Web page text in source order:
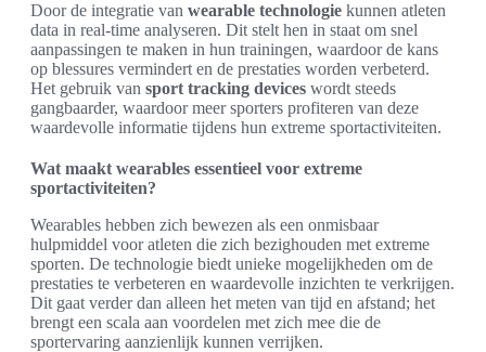
Door de integratie van wearable technologie kunnen atleten
data in real-time analyseren. Dit stelt hen in staat om snel
aanpassingen te maken in hun trainingen, waardoor de kans
op blessures vermindert en de prestaties worden verbeterd.
Het gebruik van sport tracking devices wordt steeds
gangbaarder, waardoor meer sporters profiteren van deze
waardevolle informatie tijdens hun extreme sportactiviteiten.
Wat maakt wearables essentieel voor extreme
sportactiviteiten?
Wearables hebben zich bewezen als een onmisbaar
hulpmiddel voor atleten die zich bezighouden met extreme
sporten. De technologie biedt unieke mogelijkheden om de
prestaties te verbeteren en waardevolle inzichten te verkrijgen.
Dit gaat verder dan alleen het meten van tijd en afstand; het
brengt een scala aan voordelen met zich mee die de
sportervaring aanzienlijk kunnen verrijken.